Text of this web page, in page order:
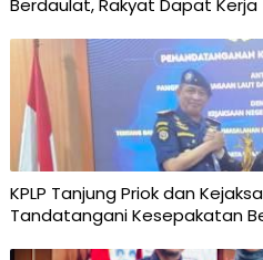
Berdaulat, Rakyat Dapat Kerja
KPLP Tanjung Priok dan
Tandatangani Kesepakatan